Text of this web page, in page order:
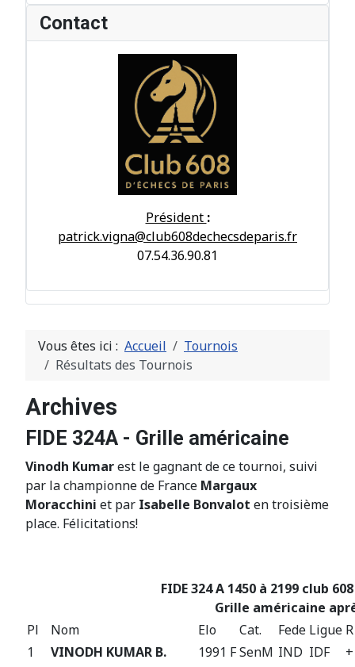
Contact
Président :
patrick.vigna@club608dechecsdeparis.fr
07.54.36.90.81
Vous êtes ici : Accueil
Tournois
Résultats des Tournois
Archives
FIDE 324A - Grille américaine
Vinodh Kumarest le gagnant de ce tournoi, suivi
par la championne de France Margaux
Moracchini et par Isabelle Bonvalot en troisième
place. Félicitations!
FIDE 324 A 1450 à 2199 club
Grille américaine
Pl
Nom Elo Cat. Fede Ligue
1
VINODH KUMAR B. 1991 FSenM IND IDF